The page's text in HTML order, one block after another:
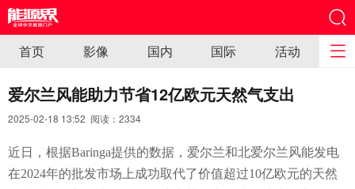
首页 影像 国内 国际 活动
爱尔兰风能助力节省12亿欧元天然气支出
2025-02-18 13:52 阅读： 2334
近日，根据Baringa提供的数据，爱尔兰和北爱尔兰风能发电
在2024年的批发市场上成功取代了价值超过10亿欧元的天然